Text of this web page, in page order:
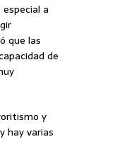
a
que las
de
y
hay varias